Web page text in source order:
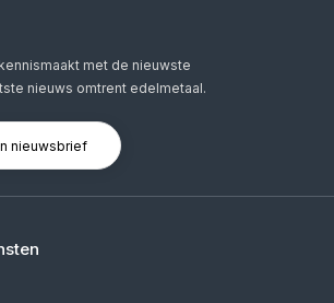
met de nieuwste
nieuws omtrent edelmetaal.
nieuwsbrief